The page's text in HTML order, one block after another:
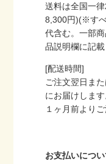
送料は全国一
8,300円)(※す
代含む。一部
品説明欄に記載
[配送時間]
ご注文翌日ま
にお届けします
１ヶ月前より
お支払いについ